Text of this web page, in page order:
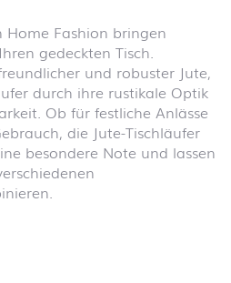
Home Fashion bringen
gedeckten Tisch.
und robuster Jute,
durch ihre rustikale Optik
Ob für festliche Anlässe
die Jute-Tischläufer
besondere Note und lassen
und zum Filter springen